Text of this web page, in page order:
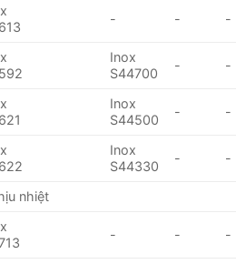
- - -
Inox
S44700
- -
Inox
S44500
- -
Inox
S44330
- -
nhiệt
- - -